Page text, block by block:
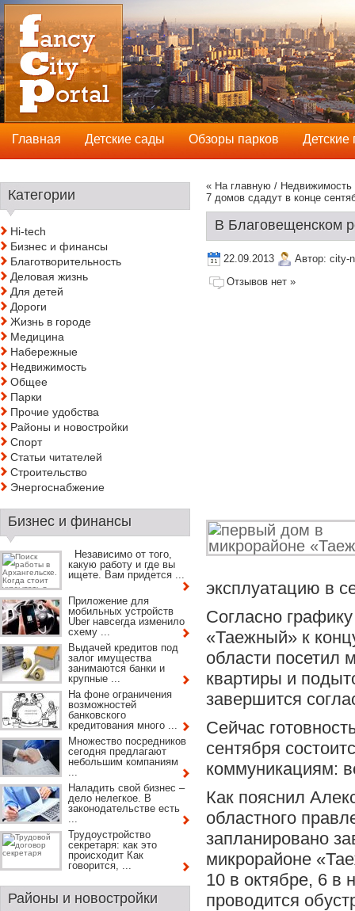
« На главную / Недвижимость
7 домов сдадут в конце
В Благовещенском
22.09.2013 Автор: city-
Отзывов нет »
эксплуатацию в
Согласно
«Таежный» к
области посетил
квартиры и
завершится
Сейчас
сентября
коммуникациям:
Как пояснил
областного
запланировано
микрорайоне
10 в октябре, 6 в
проводится
Категории
Hi-tech
Бизнес и финансы
Благотворительность
Деловая жизнь
Для детей
Дороги
Жизнь в городе
Медицина
Набережные
Недвижимость
Общее
Парки
Прочие удобства
Районы и новостройки
Спорт
Статьи читателей
Строительство
Энергоснабжение
Бизнес и финансы
Независимо от того,
какую работу и где вы
ищете. Вам придется ...
Приложение для
мобильных устройств
Uber навсегда изменило
схему ...
Выдачей кредитов под
залог имущества
занимаются банки и
крупные ...
На фоне ограничения
возможностей
банковского
кредитования много ...
Множество посредников
сегодня предлагают
небольшим компаниям
...
Наладить свой бизнес –
дело нелегкое. В
законодательстве есть
...
Трудоустройство
секретаря: как это
происходит Как
говорится, ...
Районы и новостройки
Главная Детские сады Обзоры парков Детские